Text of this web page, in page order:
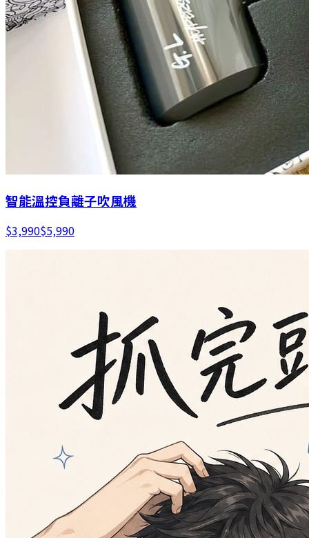
智能溫控負離子吹風機
$3,990$5,990